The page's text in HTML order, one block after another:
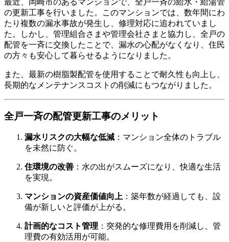
最近、岡崎市のあるマンションで、全戸一斉の給水・給湯管
の更新工事を行いました。このマンションでは、数年間にわ
たり複数の漏水事故が発生し、修理対応に追われていまし
た。しかし、管理組合さまや管理会社さまと協力し、全戸の
配管を一斉に交換したことで、漏水の心配がなくなり、住民
の方々も安心して暮らせるようになりました。
また、最新の樹脂製配管を使用することで耐久性も向上し、
長期的なメンテナンスコストの削減にもつながりました。
全戸一斉の配管更新工事のメリット
漏水リスクの大幅な低減 ：マンション全体のトラブル
を未然に防ぐ。
住環境の改善 ：水の出がスムーズになり、快適な生活
を実現。
マンションの資産価値向上 ：築年数が経過しても、設
備が新しいと評価が上がる。
計画的なコスト管理 ：突発的な修理費用を削減し、管
理費の有効活用が可能。